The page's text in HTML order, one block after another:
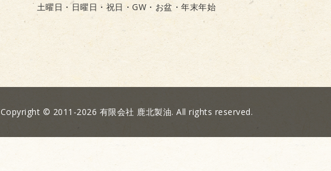
土曜日・日曜日・祝日・GW・お盆・年末年始
Copyright © 2011-2026 有限会社 鹿北製油. All rights reserved.